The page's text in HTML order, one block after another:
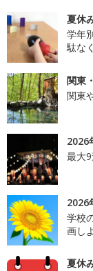
夏休
学年
駄な
関東
関東
2026
最大
2026
学校
画し
夏休